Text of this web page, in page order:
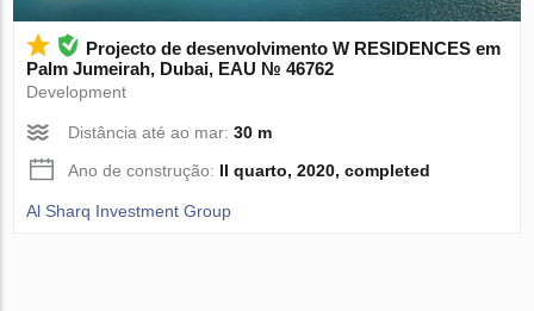
Projecto de desenvolvimento W RESIDENCES em
Palm Jumeirah, Dubai, EAU № 46762
Development
Distância até ao mar:30 m
Ano de construção: II quarto, 2020, completed
Al Sharq Investment Group